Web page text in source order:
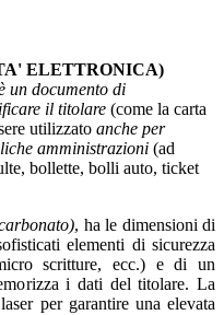
ELETTRONICA)
un documento di
il titolare (come la carta
utilizzato anche per
amministrazioni (ad
bollette, bolli auto, ticket
, ha le dimensioni di
elementi di sicurezza
scritture, ecc.) e di un
i dati del titolare. La
per garantire una elevata